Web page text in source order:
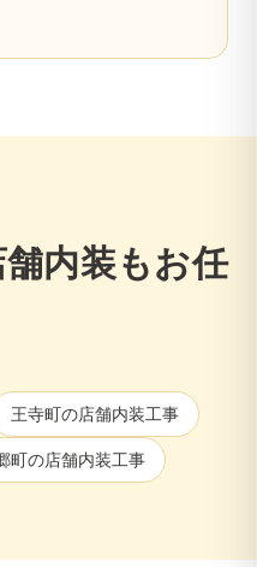
内装もお任
王寺町の店舗内装工事
町の店舗内装工事